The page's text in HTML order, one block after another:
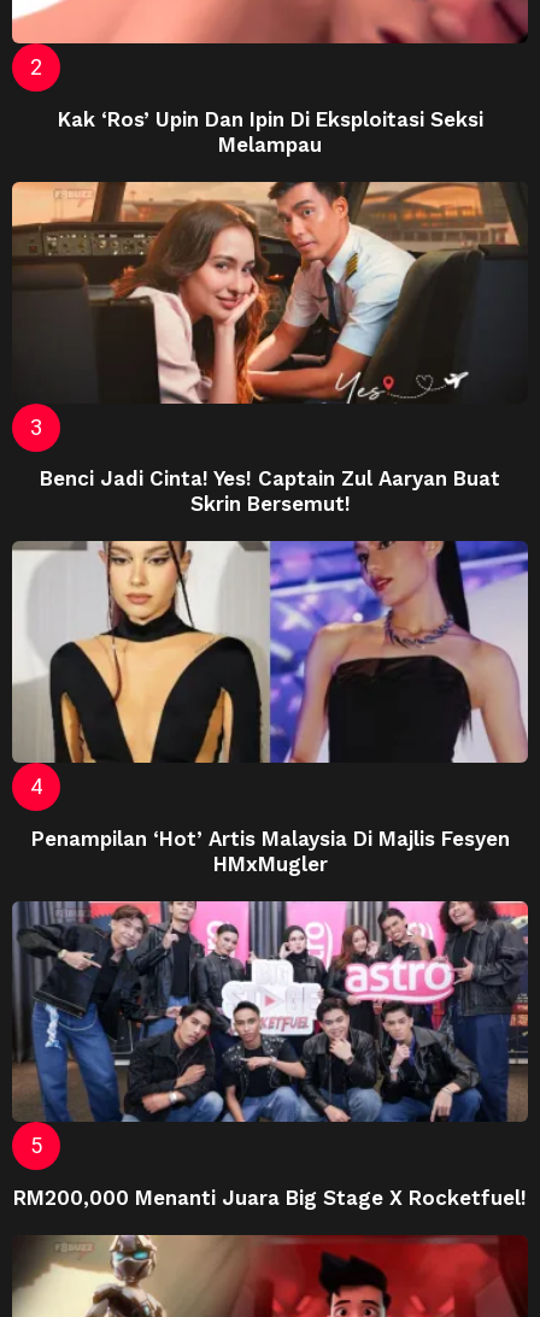
Kak ‘Ros’ Upin Dan Ipin Di Eksploitasi Seksi
Melampau
Benci Jadi Cinta! Yes! Captain Zul Aaryan Buat
Skrin Bersemut!
Penampilan ‘Hot’ Artis Malaysia Di Majlis Fesyen
HMxMugler
RM200,000 Menanti Juara Big Stage X Rocketfuel!